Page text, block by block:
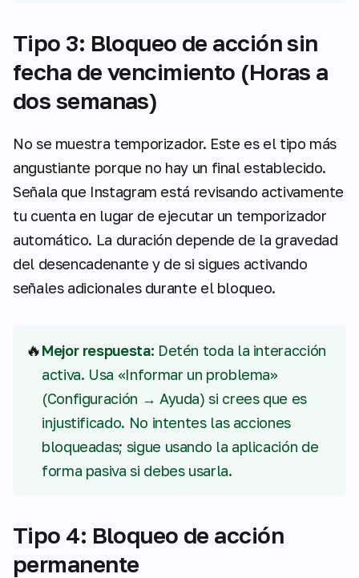
Tipo 3: Bloqueo de acción sin
fecha de vencimiento (Horas a
dos semanas)
No se muestra temporizador. Este es el tipo más
angustiante porque no hay un final establecido.
Señala que Instagram está revisando activamente
tu cuenta en lugar de ejecutar un temporizador
automático. La duración depende de la gravedad
del desencadenante y de si sigues activando
señales adicionales durante el bloqueo.
🔥Mejor respuesta: Detén toda la interacción
activa. Usa «Informar un problema»
(Configuración → Ayuda) si crees que es
injustificado. No intentes las acciones
bloqueadas; sigue usando la aplicación de
forma pasiva si debes usarla.
Tipo 4: Bloqueo de acción
permanente